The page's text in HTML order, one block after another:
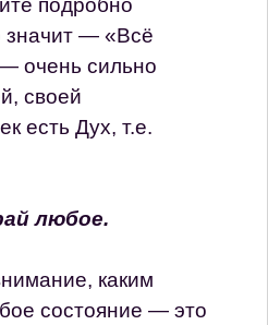
подробно
значит — «Всё
очень сильно
своей
есть Дух, т.е.
любое.
каким
состояние — это